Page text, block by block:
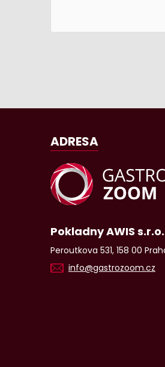
ADRESA
Pokladny AWIS s.r.o.
Peroutkova 531, 158 00
info@gastrozoom.cz